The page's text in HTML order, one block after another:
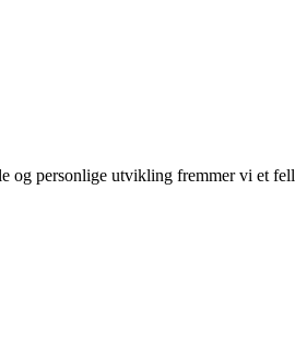
personlige utvikling fremmer vi et